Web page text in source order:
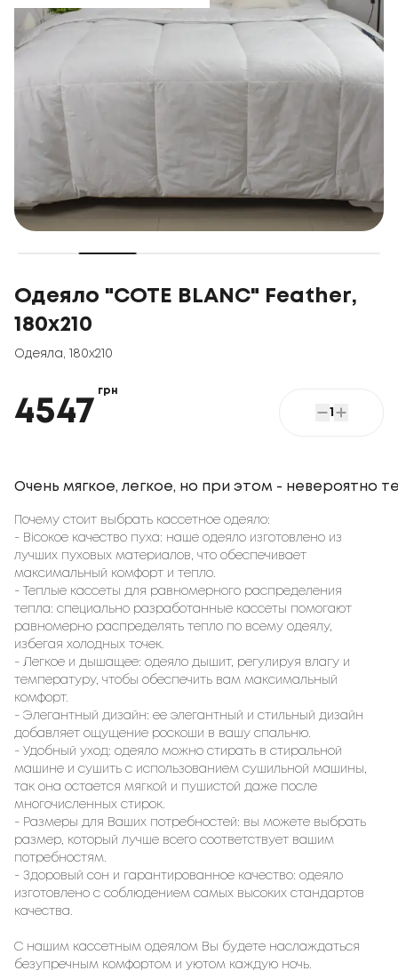
Одеяло "COTE BLANC" Feather,
180x210
Одеяла 180x210
4547
грн
1
Очень мягкое, легкое, но при этом - невероятно
Почему стоит выбрать кассетное одеяло:
- Вісокое качество пуха: наше одеяло изготовлено из
лучших пуховых материалов, что обеспечивает
максимальный комфорт и тепло.
- Теплые кассеты для равномерного распределения
тепла: специально разработанные кассеты помогают
равномерно распределять тепло по всему одеялу,
избегая холодных точек.
- Легкое и дышащее: одеяло дышит, регулируя влагу и
температуру, чтобы обеспечить вам максимальный
комфорт.
- Элегантный дизайн: ее элегантный и стильный дизайн
добавляет ощущение роскоши в вашу спальню.
- Удобный уход: одеяло можно стирать в стиральной
машине и сушить с использованием сушильной машины,
так она остается мягкой и пушистой даже после
многочисленных стирок.
- Размеры для Ваших потребностей: вы можете выбрать
размер, который лучше всего соответствует вашим
потребностям.
- Здоровый сон и гарантированное качество: одеяло
изготовлено с соблюдением самых высоких стандартов
качества.
С нашим кассетным одеялом Вы будете наслаждаться
безупречным комфортом и уютом каждую ночь.